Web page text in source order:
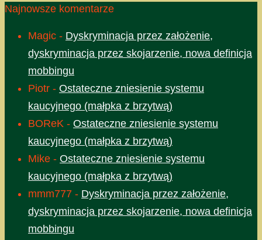
Najnowsze komentarze
Magic - Dyskryminacja przez założenie,
dyskryminacja przez skojarzenie, nowa definicja
mobbingu
Piotr - Ostateczne zniesienie systemu
kaucyjnego (małpka z brzytwą)
BOReK - Ostateczne zniesienie systemu
kaucyjnego (małpka z brzytwą)
Mike - Ostateczne zniesienie systemu
kaucyjnego (małpka z brzytwą)
mmm777 - Dyskryminacja przez założenie,
dyskryminacja przez skojarzenie, nowa definicja
mobbingu